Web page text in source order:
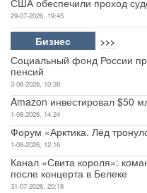
29-07-2026, 19:45
Бизнес >>>
Социальный фонд России
пенсий
3-08-2026, 10:39
Amazon инвестировал $50
1-08-2026, 14:24
Форум «Арктика. Лёд
1-08-2026, 12:16
Канал «Свита короля»:
после концерта в Белеке
31-07-2026, 20:18